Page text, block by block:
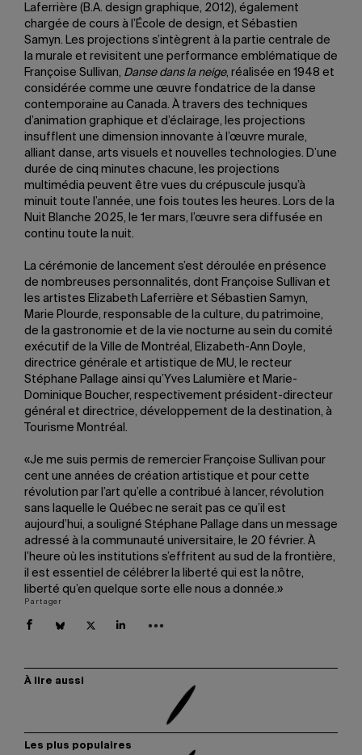
Laferrière (B.A. design graphique, 2012), également
chargée de cours à l’École de design, et Sébastien
Samyn. Les projections s’intègrent à la partie centrale de
la murale et revisitent une performance emblématique de
Françoise Sullivan, Danse dans la neige, réalisée en 1948 et
considérée comme une œuvre fondatrice de la danse
contemporaine au Canada. À travers des techniques
d’animation graphique et d’éclairage, les projections
insufflent une dimension innovante à l’œuvre murale,
alliant danse, arts visuels et nouvelles technologies. D’une
durée de cinq minutes chacune, les projections
multimédia peuvent être vues du crépuscule jusqu’à
minuit toute l’année, une fois toutes les heures. Lors de la
Nuit Blanche 2025, le 1er mars, l’œuvre sera diffusée en
continu toute la nuit.
La cérémonie de lancement s’est déroulée en présence
de nombreuses personnalités, dont Françoise Sullivan et
les artistes Elizabeth Laferrière et Sébastien Samyn,
Marie Plourde, responsable de la culture, du patrimoine,
de la gastronomie et de la vie nocturne au sein du comité
exécutif de la Ville de Montréal, Elizabeth-Ann Doyle,
directrice générale et artistique de MU, le recteur
Stéphane Pallage ainsi qu’Yves Lalumière et Marie-
Dominique Boucher, respectivement président-directeur
général et directrice, développement de la destination, à
Tourisme Montréal.
«Je me suis permis de remercier Françoise Sullivan pour
cent une années de création artistique et pour cette
révolution par l’art qu’elle a contribué à lancer, révolution
sans laquelle le Québec ne serait pas ce qu’il est
aujourd’hui, a souligné Stéphane Pallage dans un message
adressé à la communauté universitaire, le 20 février. À
l’heure où les institutions s’effritent au sud de la frontière,
il est essentiel de célébrer la liberté qui est la nôtre,
liberté qu’en quelque sorte elle nous a donnée.»
Partager
À lire aussi
Les plus populaires